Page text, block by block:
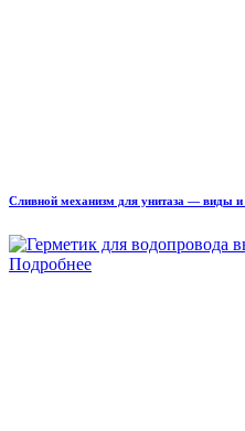
Сливной механизм для унитаза — виды
Подробнее